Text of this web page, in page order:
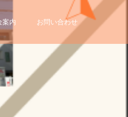
案内 お問い合わせ